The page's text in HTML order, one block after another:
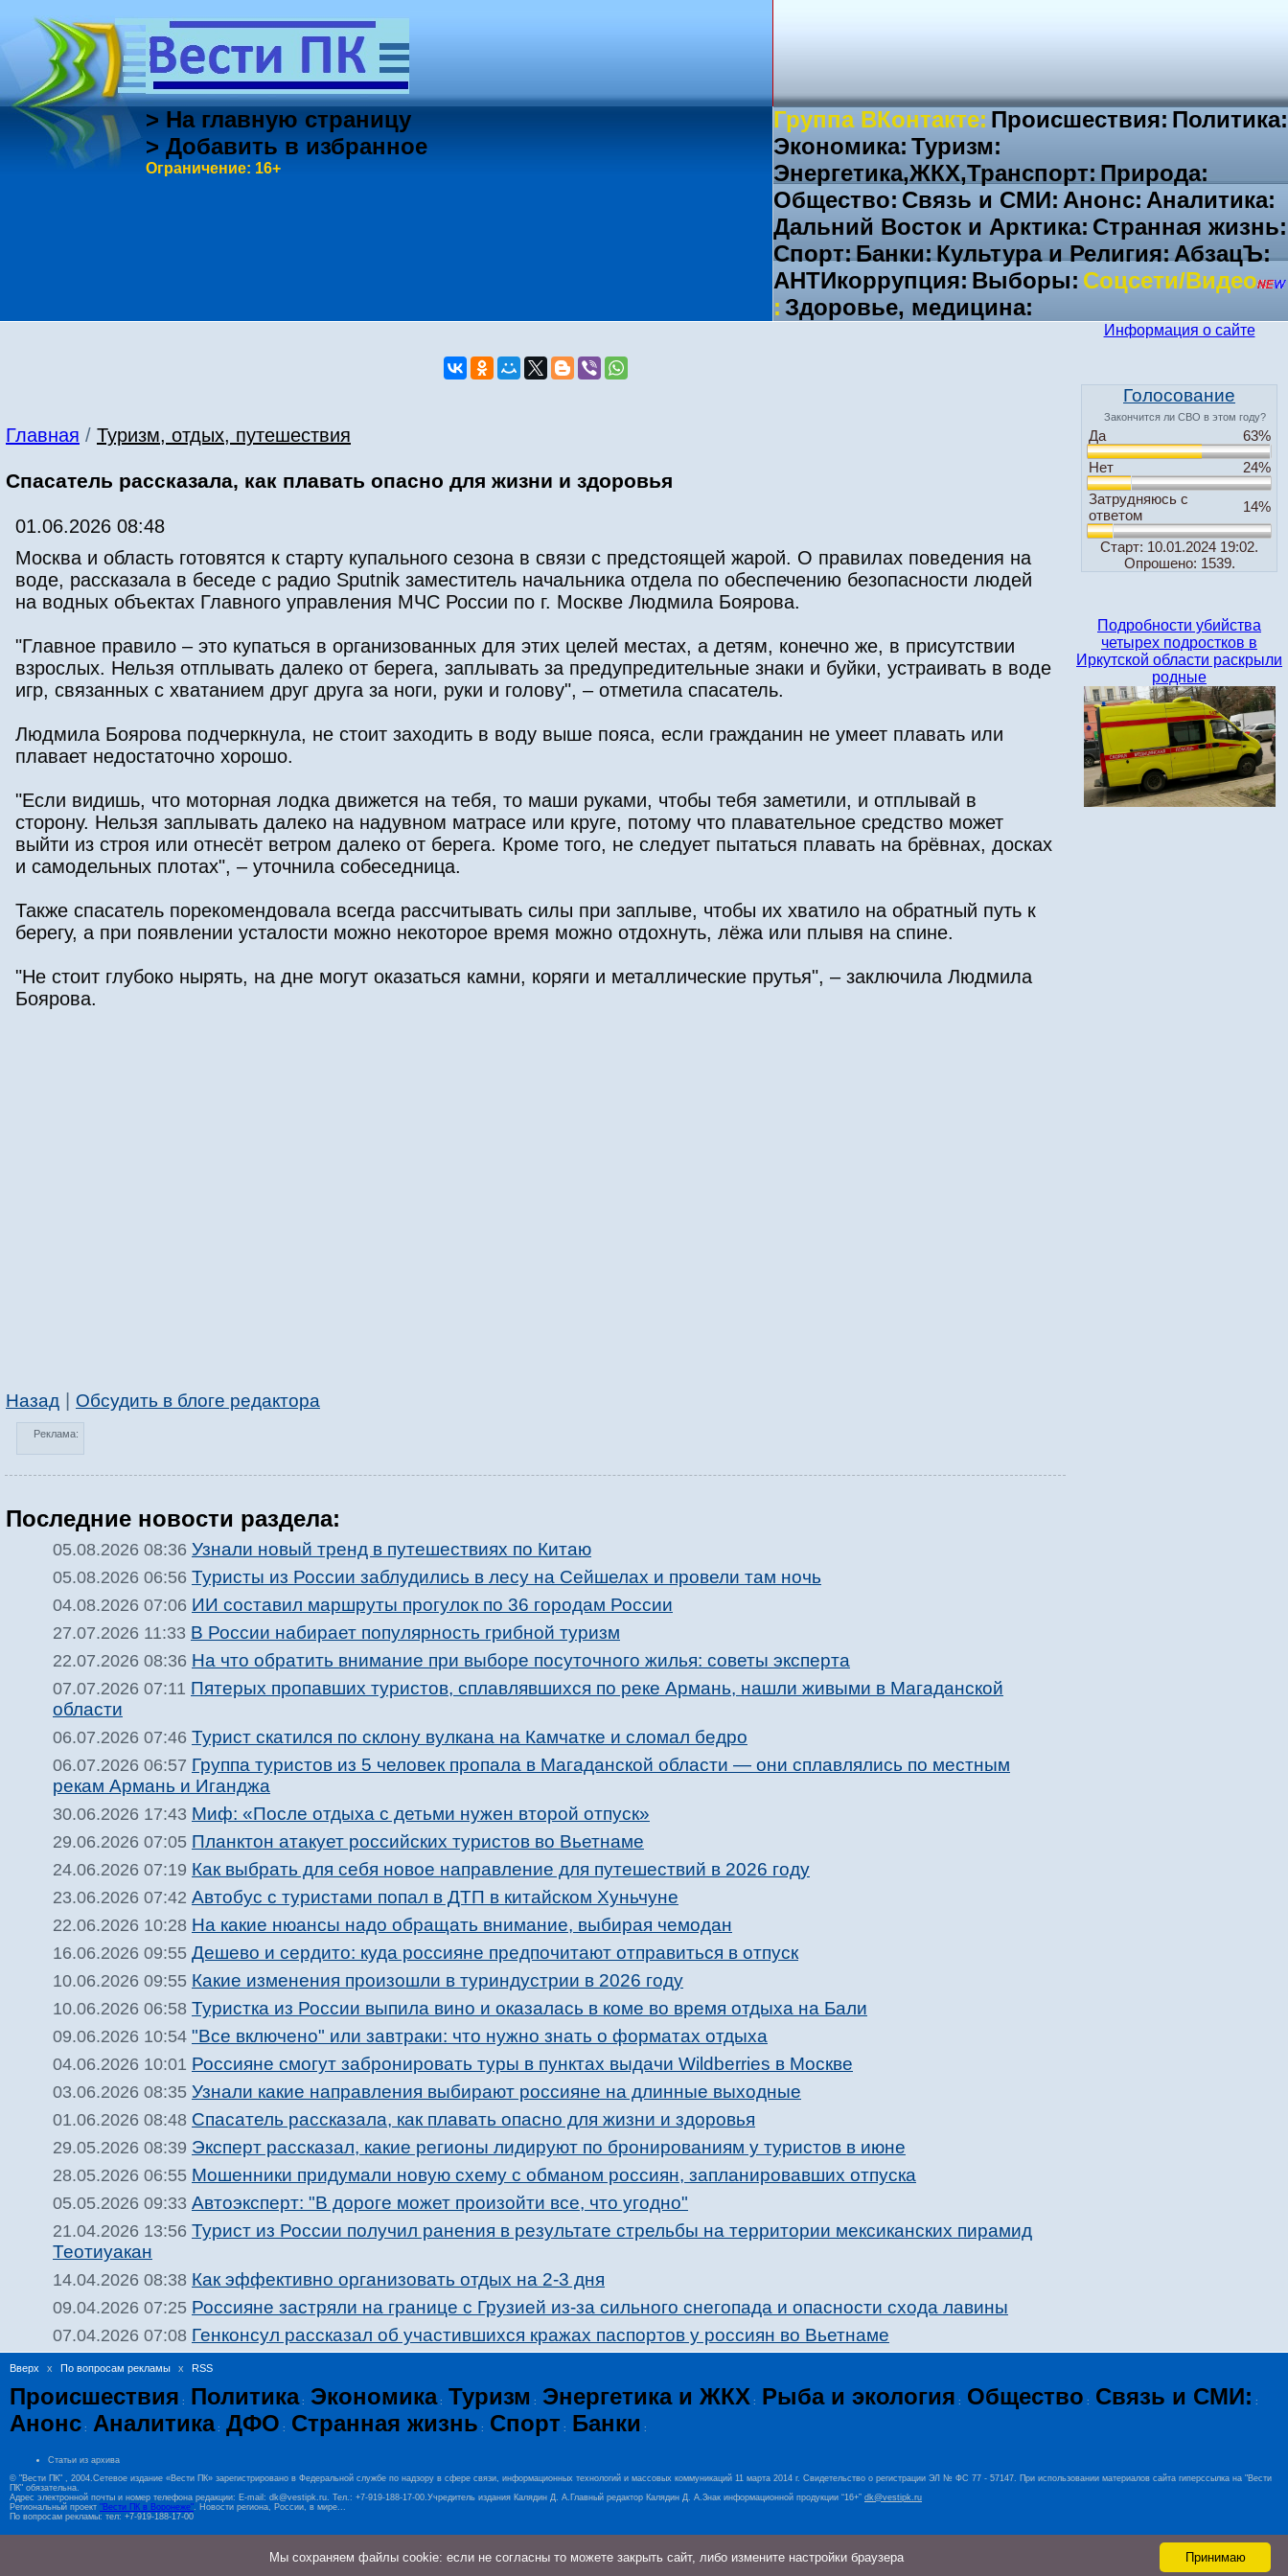
> На главную страницу
> Добавить в избранное
Ограничение: 16+
Группа ВКонтакте: Происшествия: Политика:
Экономика: Туризм:
Энергетика,ЖКХ,Транспорт: Природа:
Общество: Связь и СМИ: Анонс: Аналитика:
Дальний Восток и Арктика: Странная жизнь:
Спорт:Банки:Культура и Религия:АбзацЪ:
АНТИкоррупция: Выборы: Соцсети/Видео
: Здоровье, медицина:
Главная / Туризм, отдых, путешествия
Спасатель рассказала, как плавать опасно для жизни и здоровья
01.06.2026 08:48
Москва и область готовятся к старту купального сезона в связи с предстоящей жарой. О правилах поведения на
воде, рассказала в беседе с радио Sputnik заместитель начальника отдела по обеспечению безопасности людей
на водных объектах Главного управления МЧС России по г. Москве Людмила Боярова.
"Главное правило – это купаться в организованных для этих целей местах, а детям, конечно же, в присутствии
взрослых. Нельзя отплывать далеко от берега, заплывать за предупредительные знаки и буйки, устраивать в воде
игр, связанных с хватанием друг друга за ноги, руки и голову", – отметила спасатель.
Людмила Боярова подчеркнула, не стоит заходить в воду выше пояса, если гражданин не умеет плавать или
плавает недостаточно хорошо.
"Если видишь, что моторная лодка движется на тебя, то маши руками, чтобы тебя заметили, и отплывай в
сторону. Нельзя заплывать далеко на надувном матрасе или круге, потому что плавательное средство может
выйти из строя или отнесёт ветром далеко от берега. Кроме того, не следует пытаться плавать на брёвнах, досках
и самодельных плотах", – уточнила собеседница.
Также спасатель порекомендовала всегда рассчитывать силы при заплыве, чтобы их хватило на обратный путь к
берегу, а при появлении усталости можно некоторое время можно отдохнуть, лёжа или плывя на спине.
"Не стоит глубоко нырять, на дне могут оказаться камни, коряги и металлические прутья", – заключила Людмила
Боярова.
Назад Обсудить в блоге редактора
Реклама:
Последние новости раздела:
05.08.2026 08:36 Узнали новый тренд в путешествиях по Китаю
05.08.2026 06:56 Туристы из России заблудились в лесу на Сейшелах и провели там ночь
04.08.2026 07:06 ИИ составил маршруты прогулок по 36 городам России
27.07.2026 11:33 В России набирает популярность грибной туризм
22.07.2026 08:36 На что обратить внимание при выборе посуточного жилья: советы эксперта
07.07.2026 07:11 Пятерых пропавших туристов, сплавлявшихся по реке Армань, нашли живыми в Магаданской
области
06.07.2026 07:46 Турист скатился по склону вулкана на Камчатке и сломал бедро
06.07.2026 06:57 Группа туристов из 5 человек пропала в Магаданской области — они сплавлялись по местным
рекам Армань и Иганджа
30.06.2026 17:43 Миф: «После отдыха с детьми нужен второй отпуск»
29.06.2026 07:05 Планктон атакует российских туристов во Вьетнаме
24.06.2026 07:19 Как выбрать для себя новое направление для путешествий в 2026 году
23.06.2026 07:42 Автобус с туристами попал в ДТП в китайском Хуньчуне
22.06.2026 10:28 На какие нюансы надо обращать внимание, выбирая чемодан
16.06.2026 09:55 Дешево и сердито: куда россияне предпочитают отправиться в отпуск
10.06.2026 09:55 Какие изменения произошли в туриндустрии в 2026 году
10.06.2026 06:58 Туристка из России выпила вино и оказалась в коме во время отдыха на Бали
09.06.2026 10:54 "Все включено" или завтраки: что нужно знать о форматах отдыха
04.06.2026 10:01 Россияне смогут забронировать туры в пунктах выдачи Wildberries в Москве
03.06.2026 08:35 Узнали какие направления выбирают россияне на длинные выходные
01.06.2026 08:48 Спасатель рассказала, как плавать опасно для жизни и здоровья
29.05.2026 08:39 Эксперт рассказал, какие регионы лидируют по бронированиям у туристов в июне
28.05.2026 06:55 Мошенники придумали новую схему с обманом россиян, запланировавших отпуска
05.05.2026 09:33 Автоэксперт: "В дороге может произойти все, что угодно"
21.04.2026 13:56 Турист из России получил ранения в результате стрельбы на территории мексиканских пирамид
Теотиуакан
14.04.2026 08:38 Как эффективно организовать отдых на 2-3 дня
09.04.2026 07:25 Россияне застряли на границе с Грузией из-за сильного снегопада и опасности схода лавины
07.04.2026 07:08 Генконсул рассказал об участившихся кражах паспортов у россиян во Вьетнаме
Информация о сайте
Голосование
Закончится ли СВО в этом году?
Да
63%
Нет
24%
Затрудняюсь с
ответом
14%
Старт: 10.01.2024 19:02.
Опрошено: 1539.
Подробности убийства
четырех подростков в
Иркутской области раскрыли
родные
Вверх x По вопросам рекламы x RSS
Происшествия : Политика: Экономика: Туризм : Энергетика и ЖКХ : Рыба и экология : Общество : Связь и СМИ: :
Анонс : Аналитика: ДФО : Странная жизнь : Спорт : Банки :
Статьи из архива
© "Вести ПК" , 2004.Сетевое издание «Вести ПК» зарегистрировано в Федеральной службе по надзору в сфере связи, информационных технологий и массовых коммуникаций 11 марта 2014 г. Свидетельство о регистрации ЭЛ № ФС 77 - 57147. При использовании материалов сайта гиперссылка на "Вести
ПК" обязательна.
Адрес электронной почты и номер телефона редакции: E-mail: dk@vestipk.ru. Тел.: +7-919-188-17-00.Учредитель издания Калядин Д. А.Главный редактор Калядин Д. А.Знак информационной продукции “16+” dk@vestipk.ru
Региональный проект "Вести ПК в Воронеже". Новости региона, России, в мире...
По вопросам рекламы: тел: +7-919-188-17-00
Принимаю
Мы cохраняем файлы cookie: если не согласны то можете закрыть сайт, либо измените настройки браузера